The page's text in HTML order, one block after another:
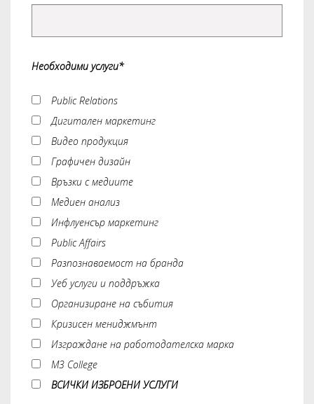
Необходими услуги*
Public Relations
Дигитален маркетинг
Видео продукция
Графичен дизайн
Връзки с медиите
Медиен анализ
Инфлуенсър маркетинг
Public Affairs
Разпознаваемост на бранда
Уеб услуги и поддръжка
Организиране на събития
Кризисен мениджмънт
Изграждане на работодателска марка
M3 College
ВСИЧКИ ИЗБРОЕНИ УСЛУГИ